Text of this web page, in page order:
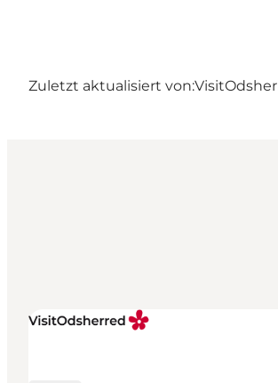
Zuletzt aktualisiert von: